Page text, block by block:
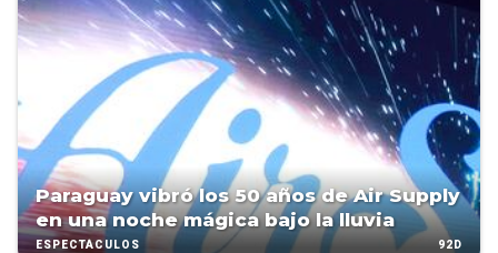
Paraguay vibró los 50 años de Air Supply
en una noche mágica bajo la lluvia
ESPECTÁCULOS 92D